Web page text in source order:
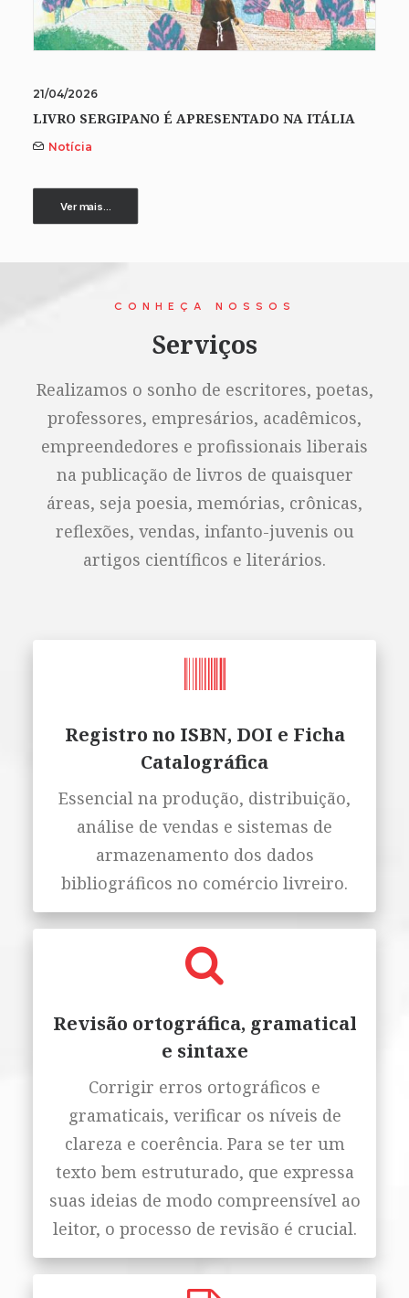
21/04/2026
LIVRO SERGIPANO É APRESENTADO NA ITÁLIA
Notícia
Ver mais...
CONHEÇA NOSSOS
Serviços
Realizamos o sonho de escritores, poetas,
professores, empresários, acadêmicos,
empreendedores e profissionais liberais
na publicação de livros de quaisquer
áreas, seja poesia, memórias, crônicas,
reflexões, vendas, infanto-juvenis ou
artigos científicos e literários.
Registro no ISBN, DOI e Ficha
Catalográfica
Essencial na produção, distribuição,
análise de vendas e sistemas de
armazenamento dos dados
bibliográficos no comércio livreiro.
Revisão ortográfica, gramatical
e sintaxe
Corrigir erros ortográficos e
gramaticais, verificar os níveis de
clareza e coerência. Para se ter um
texto bem estruturado, que expressa
suas ideias de modo compreensível ao
leitor, o processo de revisão é crucial.